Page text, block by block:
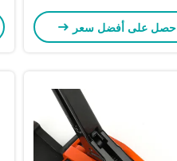
احصل على أفضل سعر